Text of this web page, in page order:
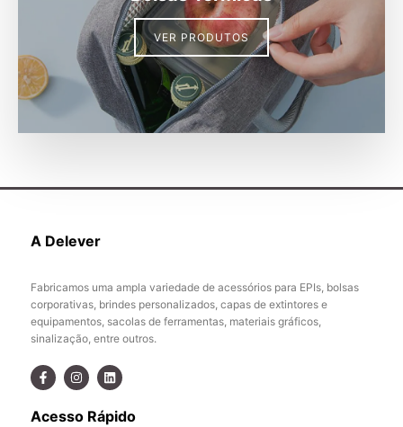
VER PRODUTOS
A Delever
Fabricamos uma ampla variedade de acessórios para EPIs, bolsas
corporativas, brindes personalizados, capas de extintores e
equipamentos, sacolas de ferramentas, materiais gráficos,
sinalização, entre outros.
Acesso Rápido